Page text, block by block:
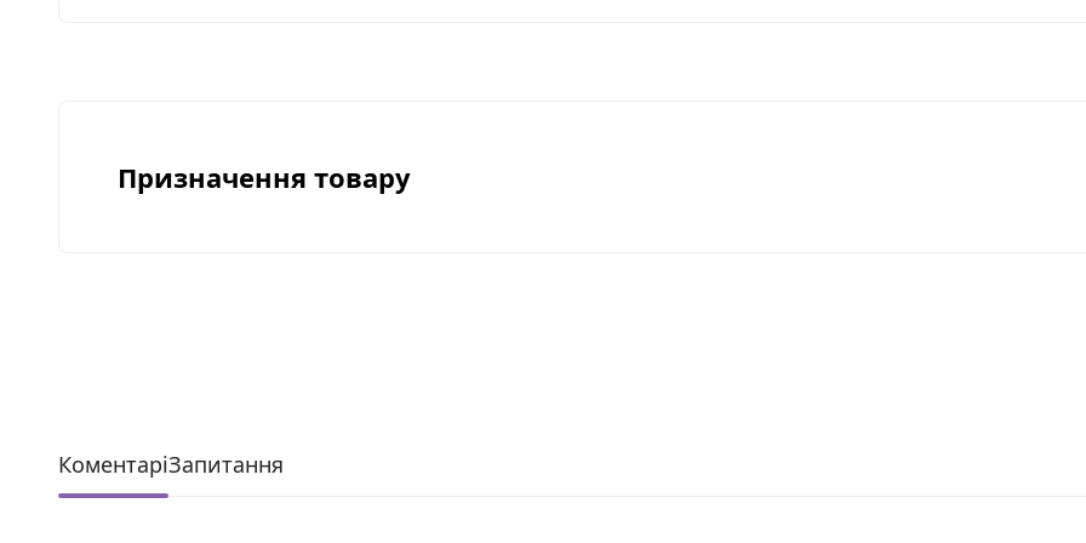
перешкоджають занадто ранньому старінню шкіри, а регулярне застосування
Призначення товару
КоментаріЗапитання